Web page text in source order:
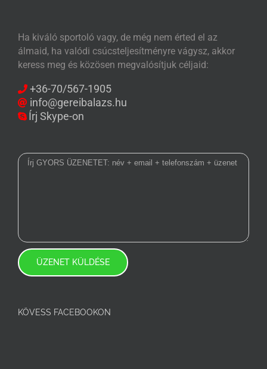
Ha kiváló sportoló vagy, de még nem érted el az
álmaid, ha valódi csúcsteljesítményre vágysz, akkor
keress meg és közösen megvalósítjuk céljaid:
+36-70/567-1905
info@gereibalazs.hu
Írj Skype-on
KÖVESS FACEBOOKON